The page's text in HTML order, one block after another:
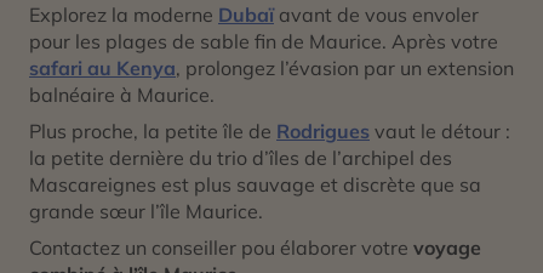
Explorez la moderne Dubaïavant de vous envoler
pour les plages de sable fin de Maurice. Après votre
safari au Kenya, prolongez l’évasion par un extension
balnéaire à Maurice.
Plus proche, la petite île de Rodrigues vaut le détour :
la petite dernière du trio d’îles de l’archipel des
Mascareignes est plus sauvage et discrète que sa
grande sœur l’île Maurice.
Contactez un conseiller pou élaborer votre voyage